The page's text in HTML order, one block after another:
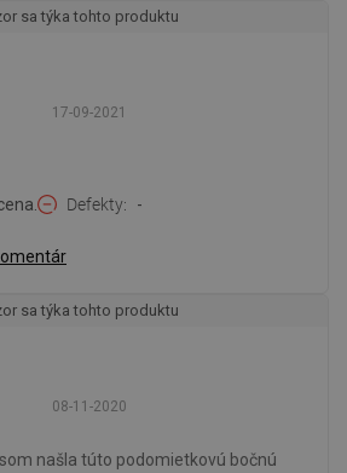
sa týka tohto produktu
17-09-2021
Defekty -
sa týka tohto produktu
08-11-2020
našla túto podomietkovú bočnú